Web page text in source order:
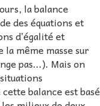
la balance
des équations et
d’égalité et
même masse sur
pas...). Mais on
balance est basé